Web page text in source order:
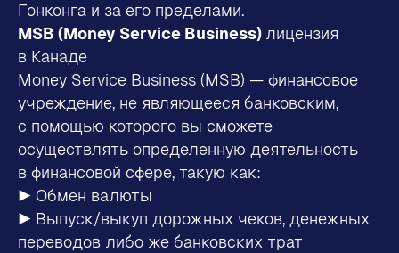
Гонконга и за его пределами.
MSB (Money Service Business) лицензия
в Канаде
Money Service Business (MSB) — финансовое
учреждение, не являющееся банковским,
с помощью которого вы сможете
осуществлять определенную деятельность
в финансовой сфере, такую как:
▶ Обмен валюты
▶ Выпуск/выкуп дорожных чеков, денежных
переводов либо же банковских трат